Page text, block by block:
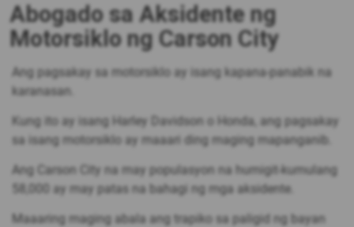
Abogado sa Aksidente ng
Motorsiklo ng Carson City
Ang pagsakay sa motorsiklo ay isang kapana-panabik na
karanasan.
Kung ito ay isang Harley Davidson o Honda, ang pagsakay
sa isang motorsiklo ay maaari ding maging mapanganib.
Ang Carson City na may populasyon na humigit-kumulang
58,000 ay may patas na bahagi ng mga aksidente.
Maaaring maging abala ang trapiko sa paligid ng bayan